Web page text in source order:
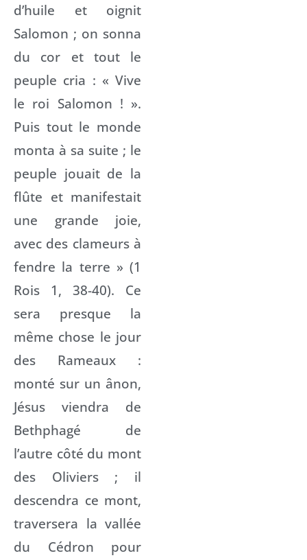
d’huile et oignit
Salomon ; on sonna
du cor et tout le
peuple cria : « Vive
le roi Salomon ! ».
Puis tout le monde
monta à sa suite ; le
peuple jouait de la
flûte et manifestait
une grande joie,
avec des clameurs à
fendre la terre » (1
Rois 1, 38-40). Ce
sera presque la
même chose le jour
des Rameaux :
monté sur un ânon,
Jésus viendra de
Bethphagé de
l’autre côté du mont
des Oliviers ; il
descendra ce mont,
traversera la vallée
du Cédron pour